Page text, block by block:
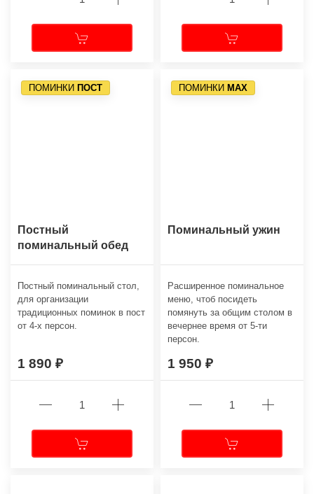
ПОМИНКИ ПОСТ
Постный
поминальный обед
Постный поминальный стол,
для организации
традиционных поминок в пост
от 4-х персон.
1 890
ПОМИНКИ МАХ
Поминальный ужин
Расширенное поминальное
меню, чтоб посидеть
помянуть за общим столом в
вечернее время от 5-ти
персон.
1 950